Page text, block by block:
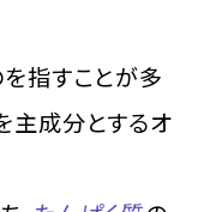
指すことが多
主成分とするオ